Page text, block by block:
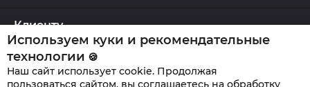
Клиенту
QWERTYGIFTS © 2026
Используем куки и рекомендательные
технологии 🍪
Наш сайт использует cookie. Продолжая
пользоваться сайтом, вы соглашаетесь на обработку